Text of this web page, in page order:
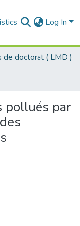
Log In
de doctorat ( LMD )
pollués par